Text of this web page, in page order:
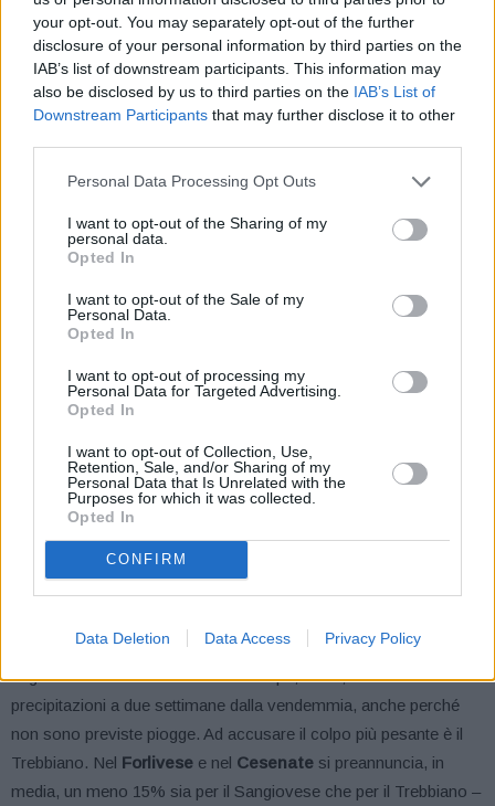
your opt-out. You may separately opt-out of the further
disclosure of your personal information by third parties on the
IAB’s list of downstream participants. This information may
also be disclosed by us to third parties on the IAB’s List of
Downstream Participants that may further disclose it to other
Personal Data Processing Opt Outs
I want to opt-out of the Sharing of my
personal data.
Opted In
I want to opt-out of the Sale of my
Personal Data.
Opted In
I want to opt-out of processing my
Personal Data for Targeted Advertising.
Opted In
I want to opt-out of Collection, Use,
Retention, Sale, and/or Sharing of my
Personal Data that Is Unrelated with the
Purposes for which it was collected.
Opted In
CONFIRM
Data Deletion Data Access Privacy Policy
frazioni di Castelvetro di Modena) e quello del Lambrusco di
Sorbara (Bomporto, Carpi e zone limitrofe), come pure la zona
dei bianchi – Pignoletto, Montù e Trebbiano – soprattutto a
Castelfranco e a Carpi.
anche più per il Pignoletto, tra gelate, grandine e siccità, con
danni ingenti alle produzioni nelle zone di Malalbergo, Altedo e
Baricella, in alcune aziende persino del 80-90%. Non è ancora
emiliano-romagnolo, facendo così ipotizzare un inizio della
raccolta intorno alla fine di agosto. Ci sono poi forti timori sulla
per la vendemmia a metà settembre: se la fase siccitosa si
protrarrà, la diminuzione potrebbe superare il 20%. Invece, per
quanto concerne le varietà precoci (basi spumante), quali Pinot e
Chardonnay, la perdita stimata è inferiore e cominciano adesso i
primi campionamenti.
Bassa Romagna, e nel Ravennate,
un deficit produttivo del 30-40% per quei viticoltori che ai danni
per chi sta ancora fronteggiando la crisi idrica nei vigneti non
irrigati della collina faentina. Preoccupa, infatti, la mancanza di
precipitazioni a due settimane dalla vendemmia, anche perché
non sono previste piogge. Ad accusare il colpo più pesante è il
Trebbiano. Nel Forlivese e nel Cesenate si preannuncia, in
media, un meno 15% sia per il Sangiovese che per il Trebbiano –